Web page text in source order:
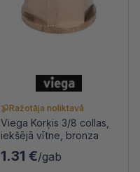
Ražotāja noliktavā
Viega Korķis 3/8 collas,
iekšējā vītne, bronza
1.31 €/gab